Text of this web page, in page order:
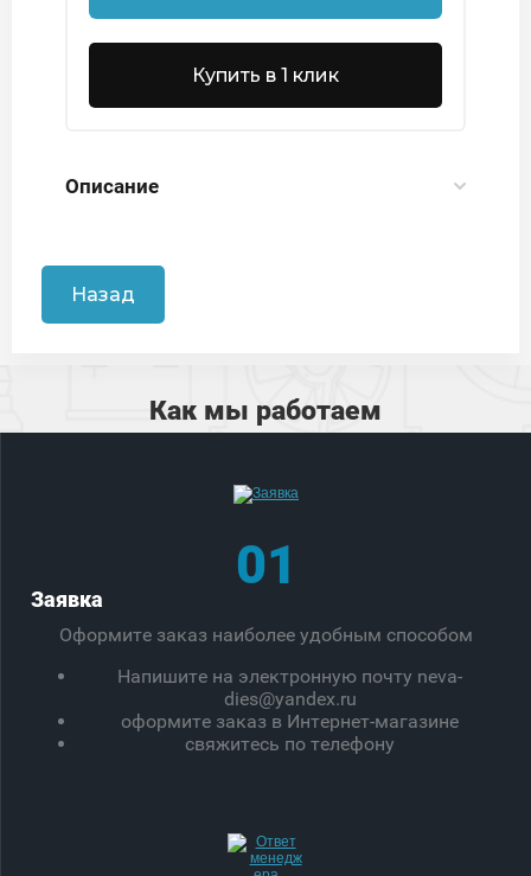
Купить в 1 клик
Описание
Назад
Как мы работаем
01
Заявка
Оформите заказ наиболее удобным способом
Напишите на электронную почту neva-
dies@yandex.ru
оформите заказ в Интернет-магазине
свяжитесь по телефону